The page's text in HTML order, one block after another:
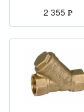
2 355